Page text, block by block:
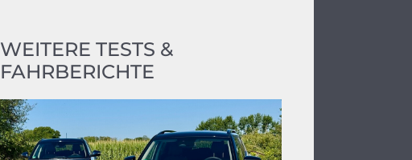
WEITERE TESTS &
FAHRBERICHTE